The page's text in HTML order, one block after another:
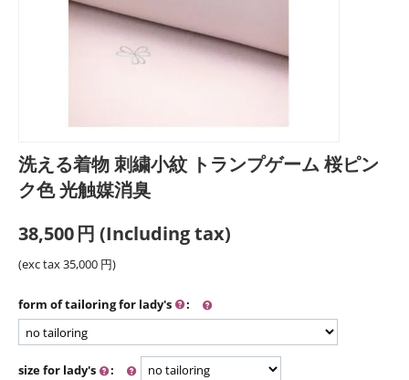
洗える着物 刺繍小紋 トランプゲーム 桜ピン
ク色 光触媒消臭
38,500円 (Including tax)
(exc tax35,000 円)
form of tailoring for lady's :
size for lady's :